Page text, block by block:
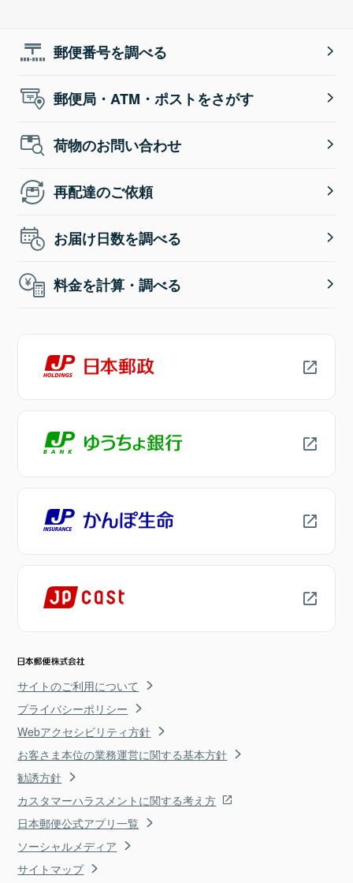
郵便番号を調べる
郵便局・ATM・ポストをさがす
荷物のお問い合わせ
再配達のご依頼
お届け日数を調べる
料金を計算・調べる
サイトのご利用について
プライバシーポリシー
Webアクセシビリティ方針
お客さま本位の業務運営に関する基本方針
勧誘方針
カスタマーハラスメントに関する考え方
日本郵便公式アプリ一覧
ソーシャルメディア
サイトマップ